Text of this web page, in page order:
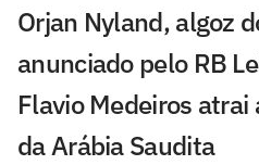
Orjan Nyland, algoz
anunciado pelo RB
Flavio Medeiros
da Arábia Saudita